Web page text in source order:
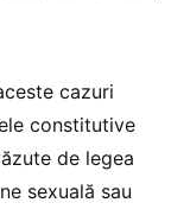
cazuri
constitutive
de legea
sexuală sau